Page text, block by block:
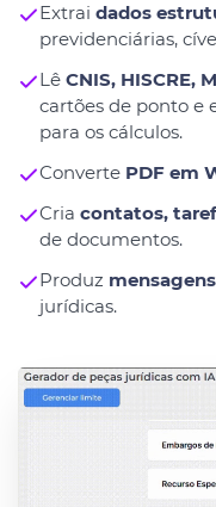
Extrai dados
previdenciárias,
Lê CNIS, HISCRE,
cartões de ponto e
para os cálculos.
Converte PDF em
Cria contatos,
de documentos.
Produz
jurídicas.